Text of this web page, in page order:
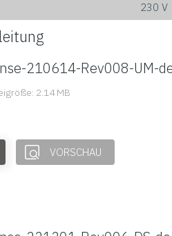
230 V
210614-Rev008-UM-
2.14 MB
VORSCHAU